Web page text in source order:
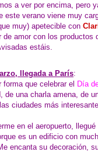
a ver por encima, pero
este verano viene muy
muy) apetecible con
de amor con los productos
estáis.
llegada a París:
forma que celebrar el Día
de una charla amena, de
ciudades más
en el aeropuerto, llegué
es un edificio con
encanta su decoración,